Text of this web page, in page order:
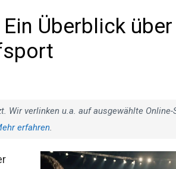
Überblick
Wir verlinken u.a. auf ausgewählte Online-
erfahren.